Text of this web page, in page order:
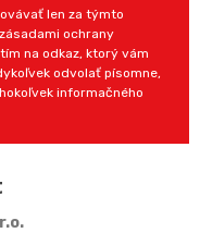
len za týmto
ochrany
na odkaz, ktorý vám
odvolať písomne,
informačného